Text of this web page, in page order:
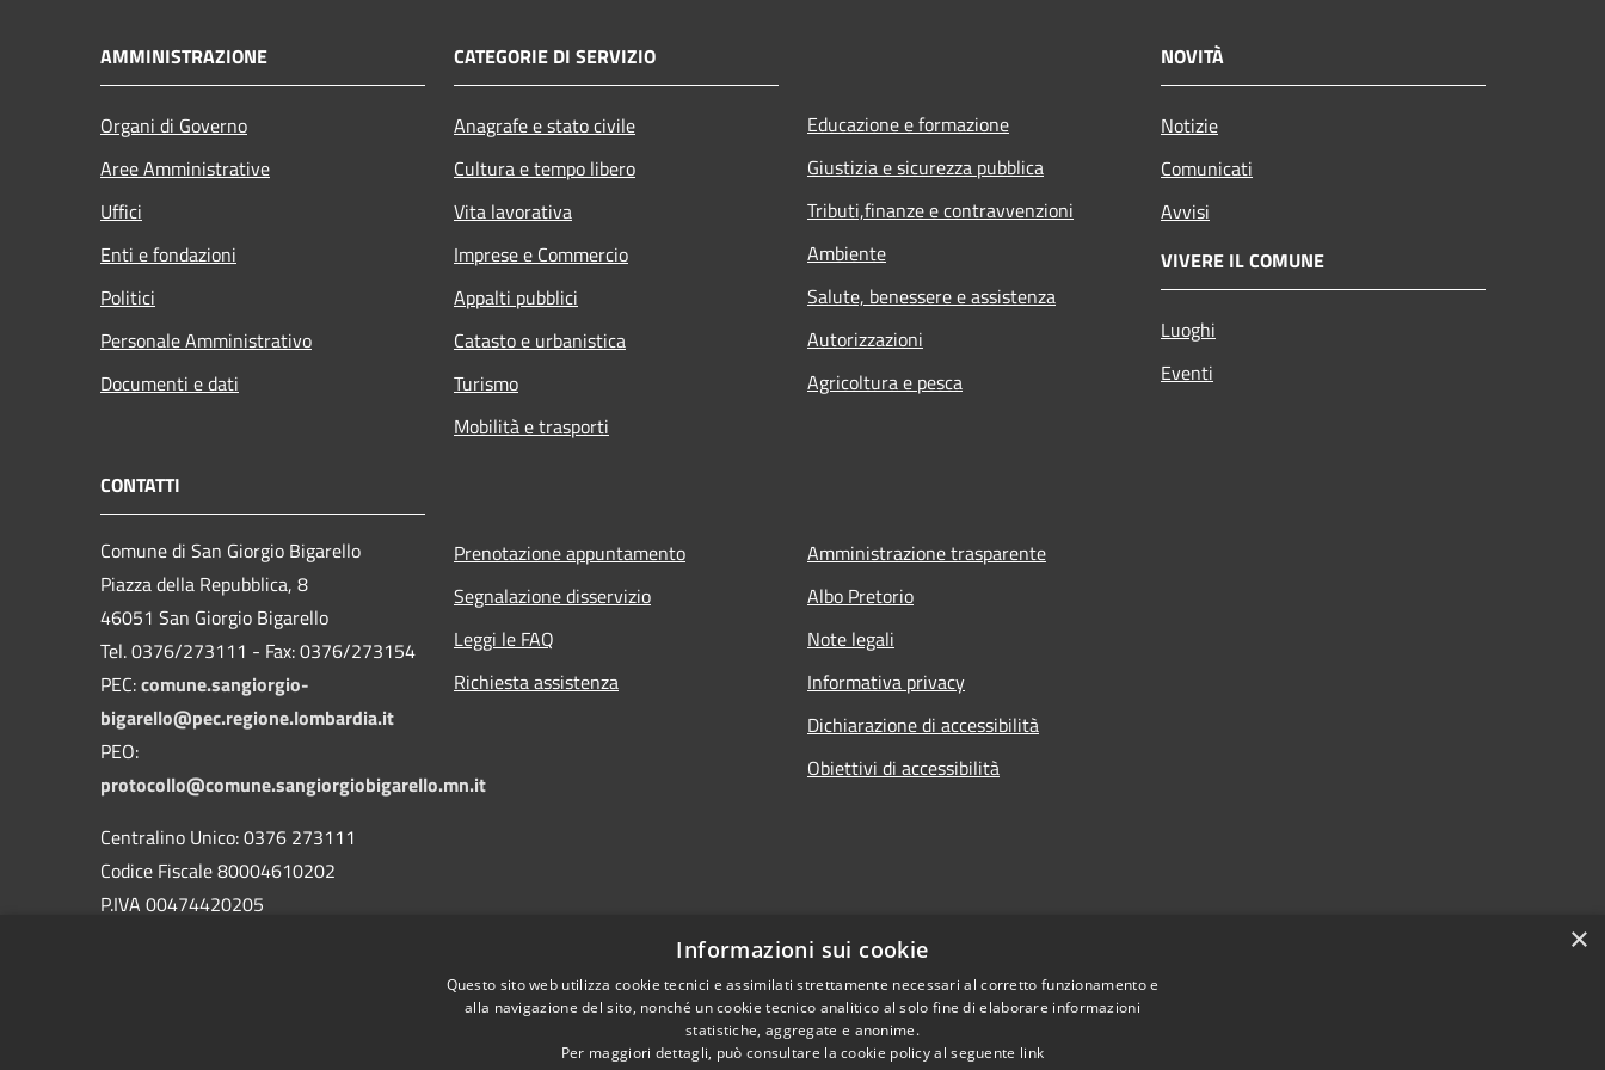
AMMINISTRAZIONE
Organi di Governo
Aree Amministrative
Uffici
Enti e fondazioni
Politici
Personale Amministrativo
Documenti e dati
CATEGORIE DI SERVIZIO
Anagrafe e stato civile
Cultura e tempo libero
Vita lavorativa
Imprese e Commercio
Appalti pubblici
Catasto e urbanistica
Turismo
Mobilità e trasporti
Educazione e formazione
Giustizia e sicurezza pubblica
Tributi,finanze e contravvenzioni
Ambiente
Salute, benessere e assistenza
Autorizzazioni
Agricoltura e pesca
NOVITÀ
Notizie
Comunicati
Avvisi
VIVERE IL COMUNE
Luoghi
Eventi
CONTATTI
Comune di San Giorgio Bigarello
Piazza della Repubblica, 8
46051 San Giorgio Bigarello
Tel. 0376/273111 - Fax: 0376/273154
PEC:comune.sangiorgio-
bigarello@pec.regione.lombardia.it
PEO:
protocollo@comune.sangiorgiobigarello.mn.it
Centralino Unico: 0376 273111
Codice Fiscale 80004610202
P.IVA 00474420205
Prenotazione appuntamento
Segnalazione disservizio
Leggi le FAQ
Richiesta assistenza
Amministrazione trasparente
Albo Pretorio
Note legali
Informativa privacy
Dichiarazione di accessibilità
Obiettivi di accessibilità
×
Informazioni sui cookie
Questo sito web utilizza cookie tecnici e assimilati strettamente necessari al corretto funzionamento e
alla navigazione del sito, nonché un cookie tecnico analitico al solo fine di elaborare informazioni
statistiche, aggregate e anonime.
Per maggiori dettagli, può consultare la cookie policy al seguente link